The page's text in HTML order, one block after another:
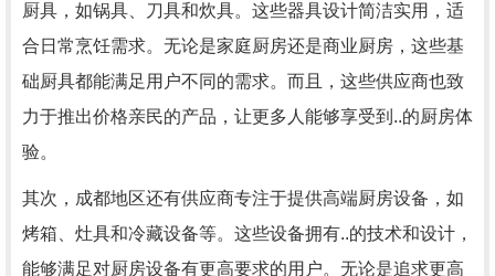
厨具，如锅具、刀具和炊具。这些器具设计简洁实用，适
合日常烹饪需求。无论是家庭厨房还是商业厨房，这些基
础厨具都能满足用户不同的需求。而且，这些供应商也致
力于推出价格亲民的产品，让更多人能够享受到..的厨房体
验。
其次，成都地区还有供应商专注于提供高端厨房设备，如
烤箱、灶具和冷藏设备等。这些设备拥有..的技术和设计，
能够满足对厨房设备有更高要求的用户。无论是追求更高